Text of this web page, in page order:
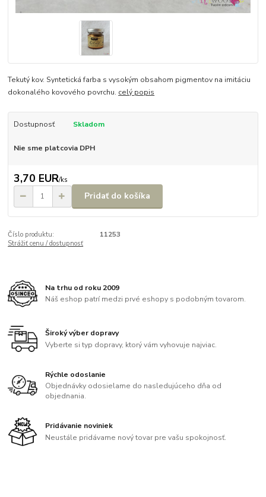
Tekutý kov. Syntetická farba s vysokým obsahom pigmentov na imitáciu
dokonalého kovového povrchu. celý popis
Dostupnosť Skladom
Nie sme platcovia DPH
3,70 EUR/ks
Pridať do košíka
Číslo produktu:
11253
Strážiť cenu / dostupnosť
Na trhu od roku 2009
Náš eshop patrí medzi prvé eshopy s podobným tovarom.
Široký výber dopravy
Vyberte si typ dopravy, ktorý vám vyhovuje najviac.
Rýchle odoslanie
Objednávky odosielame do nasledujúceho dňa od
objednania.
Pridávanie noviniek
Neustále pridávame nový tovar pre vašu spokojnosť.